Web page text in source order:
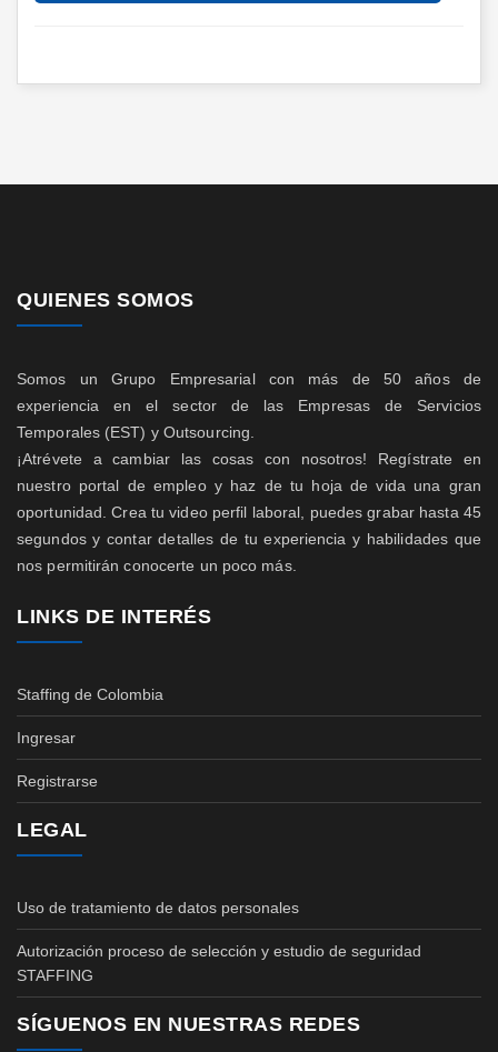
QUIENES SOMOS
Somos un Grupo Empresarial con más de 50 años de
experiencia en el sector de las Empresas de Servicios
Temporales (EST) y Outsourcing.
¡Atrévete a cambiar las cosas con nosotros! Regístrate en
nuestro portal de empleo y haz de tu hoja de vida una gran
oportunidad. Crea tu video perfil laboral, puedes grabar hasta 45
segundos y contar detalles de tu experiencia y habilidades que
nos permitirán conocerte un poco más.
LINKS DE INTERÉS
Staffing de Colombia
Ingresar
Registrarse
LEGAL
Uso de tratamiento de datos personales
Autorización proceso de selección y estudio de seguridad
STAFFING
SÍGUENOS EN NUESTRAS REDES